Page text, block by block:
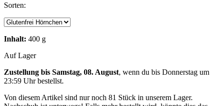
Sorten:
Inhalt: 400 g
Auf Lager
Zustellung bis Samstag, 08. August, wenn du bis Donnerstag um
23:59 Uhrbestellst.
Von diesem Artikel sind nur noch 81 Stück in unserem Lager.